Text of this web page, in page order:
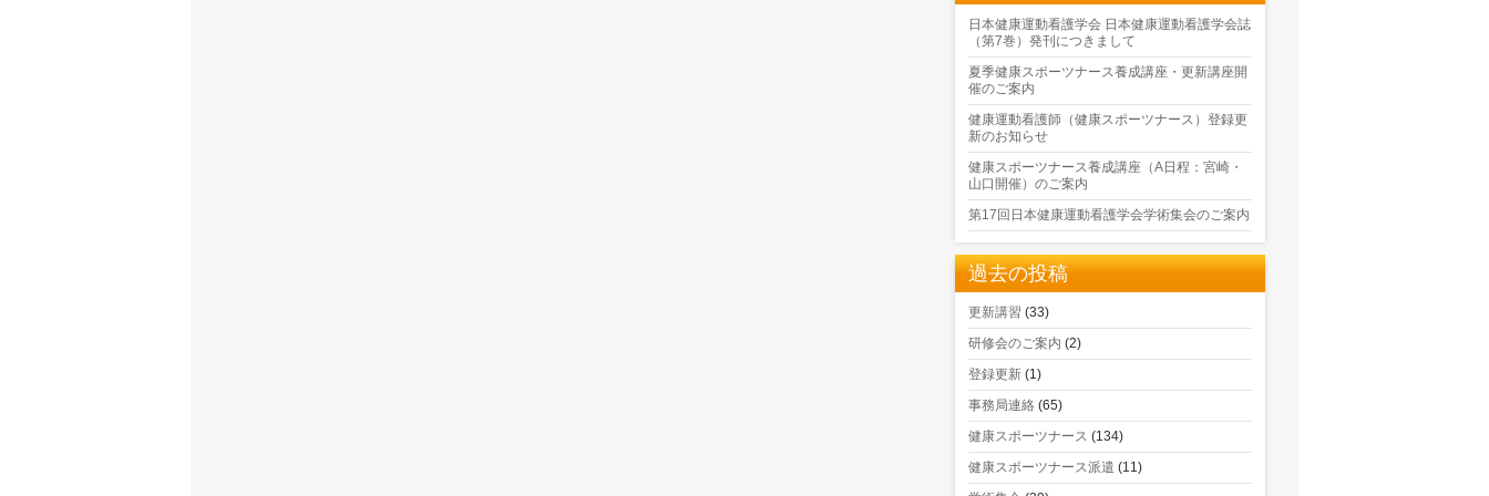
日本健康運動看護学会 日本健康運動看護学会誌
（第7巻）発刊につきまして
夏季健康スポーツナース養成講座・更新講座開
催のご案内
健康運動看護師（健康スポーツナース）登録更
新のお知らせ
健康スポーツナース養成講座（A日程：宮崎・
山口開催）のご案内
第17回日本健康運動看護学会学術集会のご案内
過去の投稿
更新講習 (33)
研修会のご案内 (2)
登録更新 (1)
事務局連絡 (65)
健康スポーツナース (134)
健康スポーツナース派遣 (11)